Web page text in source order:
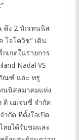
ดึง 2 นักเทนนิส
โจโควิช” เดิน
เกตในรายการ
Nadal VS
ณฑ์ และ ทรู
นนิสสมาคมแห่ง
เอเจนซี่ จำกัด
ำกัด ที่ตั้งใจเปิด
ยได้รับชมและ